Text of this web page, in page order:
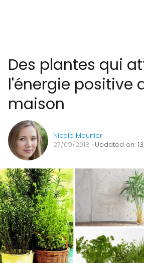
Des plantes qui
l'énergie positive
maison
Nicole Meunier
27/09/2018 · Updated on: